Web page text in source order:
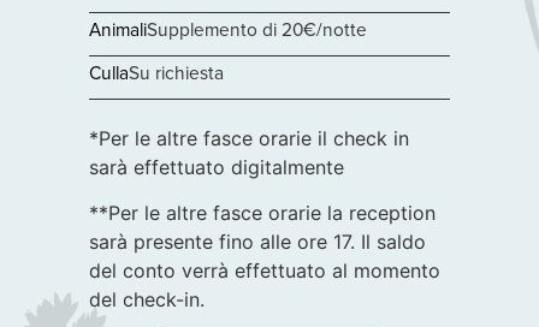
AnimaliSupplemento di 20€/notte
CullaSu richiesta
*Per le altre fasce orarie il check in
sarà effettuato digitalmente
**Per le altre fasce orarie la reception
sarà presente fino alle ore 17. Il saldo
del conto verrà effettuato al momento
del check-in.